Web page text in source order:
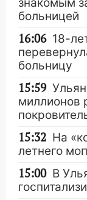
больницей
16:06 18-
больницу
15:59
миллионов
15:32 На
летнего
15:00 В